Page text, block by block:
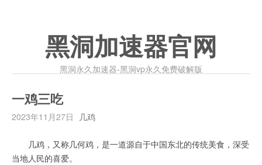
黑洞加速器官网
黑洞永久加速器-黑洞vp永久免费破解版
一鸡三吃
2023年11月27日 几鸡
几鸡，又称几何鸡，是一道源自于中国东北的传统美食，深受
当地人民的喜爱。